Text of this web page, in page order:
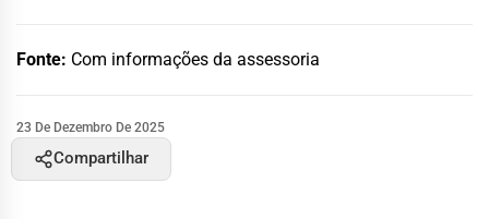
Fonte: Com informações da assessoria
23 De Dezembro De 2025
Compartilhar